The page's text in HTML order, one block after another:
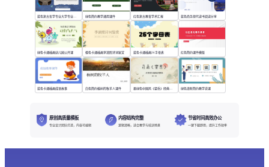
绿色简约教学通用课件 红色复古教育学术汇报 蓝色商务现代读书阅读分享
绿色卡通插画幼儿园公开课 橙色卡通插画李清照诗词鉴赏 蓝色卡通插画26字母表 红色简约课件模版
蓝色卡通插画成语故事 白色简约植树的牧羊人课件 墨绿色中国风《望岳》经典诗词欣赏 绿色清新简约教学说课
原创高质量模板
专业设计团队打造，内容可编辑
内容结构完整
逻辑清晰，适合教学与培训场景
节省时间高效办公
一键下载即用，提升工作效率